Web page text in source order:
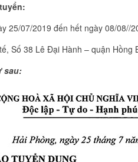
25/07/2019 đến hết ngày 08/08//
Số 38 Lê Đại Hành – quận Hồng
sau: